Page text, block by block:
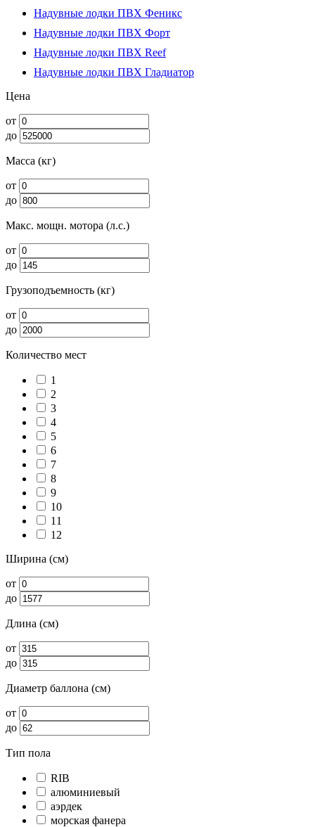
Надувные лодки ПВХ Феникс
Надувные лодки ПВХ Форт
Надувные лодки ПВХ Reef
Надувные лодки ПВХ Гладиатор
Цена
от
до
Масса (кг)
от
до
Макс. мощн. мотора (л.с.)
от
до
Грузоподъемность (кг)
от
до
Количество мест
1
2
3
4
5
6
7
8
9
10
11
12
Ширина (см)
от
до
Длина (см)
от
до
Диаметр баллона (см)
от
до
Тип пола
RIB
алюминиевый
аэрдек
морская фанера